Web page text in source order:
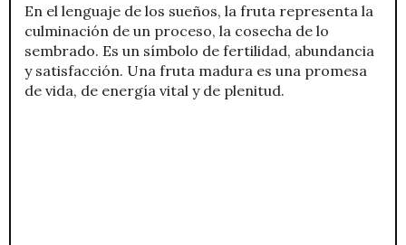
En el lenguaje de los sueños, la fruta representa la
culminación de un proceso, la cosecha de lo
sembrado. Es un símbolo de fertilidad, abundancia
y satisfacción. Una fruta madura es una promesa
de vida, de energía vital y de plenitud.